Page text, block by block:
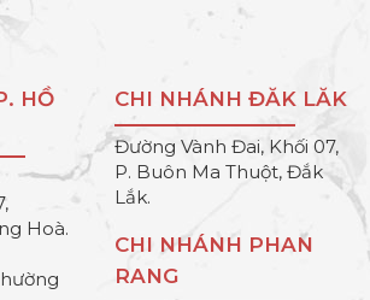
HỒ
Hoà.
CHI NHÁNH ĐĂK LĂK
Đường Vành Đai, Khối 07,
P. Buôn Ma Thuột, Đắk
Lắk.
CHI NHÁNH PHAN
RANG